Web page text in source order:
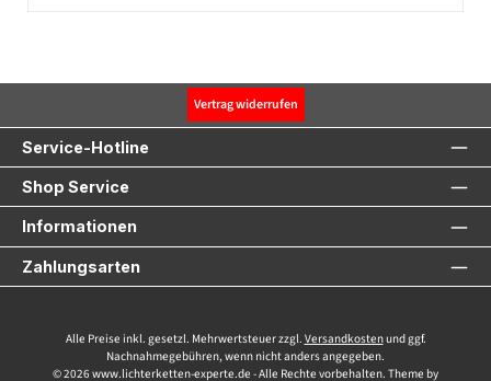
Vertrag widerrufen
Service-Hotline
Shop Service
Informationen
Zahlungsarten
Alle Preise inkl. gesetzl. Mehrwertsteuer zzgl. Versandkostenund ggf.
Nachnahmegebühren, wenn nicht anders angegeben.
© 2026 www.lichterketten-experte.de - Alle Rechte vorbehalten. Theme by